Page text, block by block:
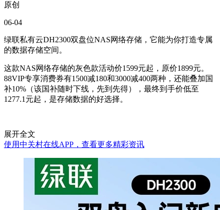
原创
06-04
绿联私有云DH2300双盘位NAS网络存储，它能为你打造专属
的数据存储空间。
这款NAS网络存储的灰色款活动价1599元起，原价1899元。
88VIP专享消费券有1500减180和3000减400两种，还能叠加国
补10%（该国补随时下线，先到先得），最终到手价低至
1277.1元起，是存储数据的好选择。
展开全文
使用中关村在线APP，查看更多精彩资讯